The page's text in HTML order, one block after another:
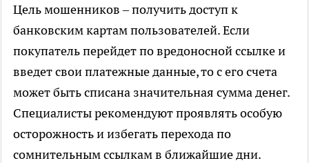
Цель мошенников – получить доступ к
банковским картам пользователей. Если
покупатель перейдет по вредоносной ссылке и
введет свои платежные данные, то с его счета
может быть списана значительная сумма денег.
Специалисты рекомендуют проявлять особую
осторожность и избегать перехода по
сомнительным ссылкам в ближайшие дни.